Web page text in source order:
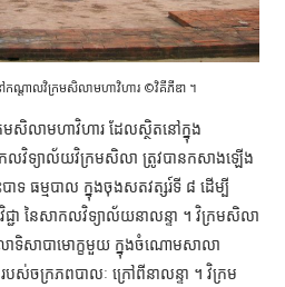
ណ្ដាលវិក្រមសិលាមហាវិហារ ©វិគីភីឌា ។
សិលាមហាវិហារ ដែលស្ថិតនៅក្នុង
កលវិទ្យាល័យវិក្រមសិលា ត្រូវបានកសាងឡើង
ាទ ធម្មបាល ក្នុងចុងសតវត្សរ៍ទី ៨ ដើម្បី
ជ្ជា នៃសាកលវិទ្យាល័យនាលន្ទា ។ វិក្រមសិលា
ទិសាបាមោក្ខមួយ ក្នុងចំណោមសាលា
ស់ចក្រភពបាលៈ ក្រៅពីនាលន្ទា ។ វិក្រម